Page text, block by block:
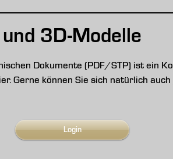
3D-Modelle
Dokumente (PDF/STP) ist ein
Gerne können Sie sich natürlich
Login